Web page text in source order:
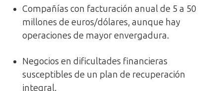
Compañías con facturación anual de 5 a 50
millones de euros/dólares, aunque hay
operaciones de mayor envergadura.
Negocios en dificultades financieras
susceptibles de un plan de recuperación
integral.